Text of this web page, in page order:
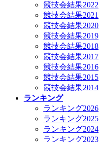
競技会結果2022
競技会結果2021
競技会結果2020
競技会結果2019
競技会結果2018
競技会結果2017
競技会結果2016
競技会結果2015
競技会結果2014
ランキング
ランキング2026
ランキング2025
ランキング2024
ランキング2023